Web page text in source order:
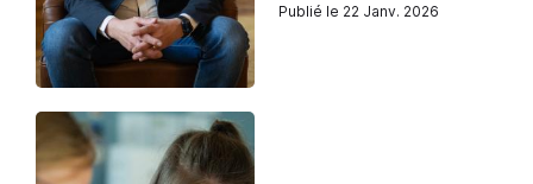
Publié le 22 Janv. 2026